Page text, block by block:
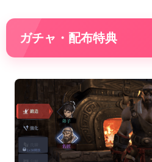
ガチャ・配布特典